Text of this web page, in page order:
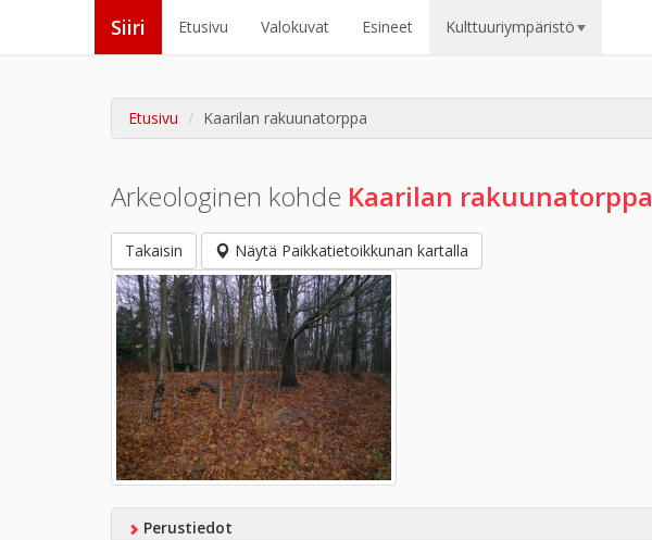
Siiri Etusivu Valokuvat Esineet Kulttuuriympäristö
Etusivu Kaarilan rakuunatorppa
Arkeologinen kohde Kaarilan rakuunatorppa
Takaisin Näytä Paikkatietoikkunan kartalla
Perustiedot